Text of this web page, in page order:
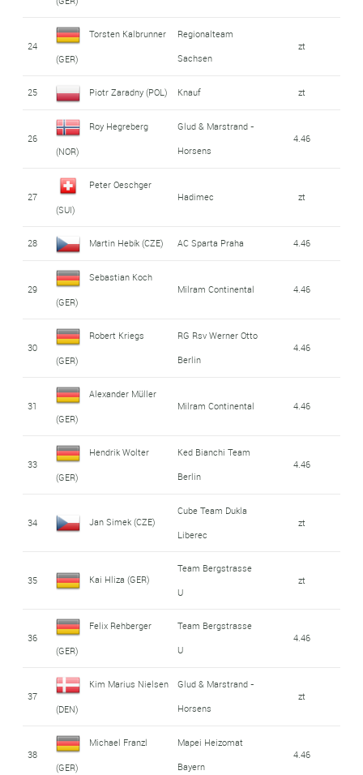
24
Torsten Kalbrunner
(GER)
Regionalteam
Sachsen
zt
25 Piotr Zaradny (POL) Knauf zt
26
Roy Hegreberg
(NOR)
Glud & Marstrand -
Horsens
4.46
27
Peter Oeschger
(SUI)
Hadimec zt
28 Martin Hebík (CZE) AC Sparta Praha 4.46
29
Sebastian Koch
(GER)
Milram Continental 4.46
30
Robert Kriegs
(GER)
RG Rsv Werner Otto
Berlin
4.46
31
Alexander Müller
(GER)
Milram Continental 4.46
33
Hendrik Wolter
(GER)
Ked Bianchi Team
Berlin
4.46
34 Jan Simek (CZE)
Cube Team Dukla
Liberec
zt
35 Kai Hliza (GER)
Team Bergstrasse
U
zt
36
Felix Rehberger
(GER)
Team Bergstrasse
U
4.46
37
Kim Marius Nielsen
(DEN)
Glud & Marstrand -
Horsens
zt
38
Michael Franzl
(GER)
Mapei Heizomat
Bayern
4.46